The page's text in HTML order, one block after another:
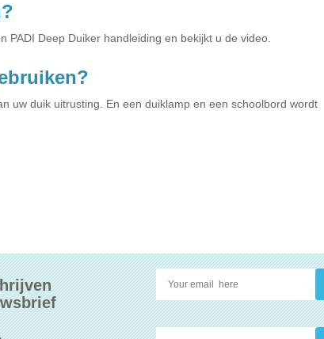
PADI Deep Duiker handleiding en bekijkt u de video.
uw duik uitrusting. En een duiklamp en een schoolbord wordt